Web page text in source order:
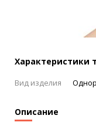
Характеристики
Описание
Вид изделия